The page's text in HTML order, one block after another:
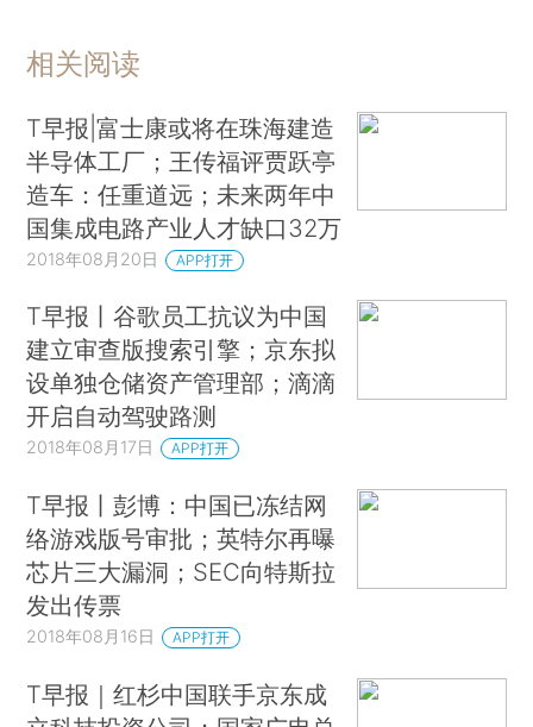
相关阅读
T早报|富士康或将在珠海建造
半导体工厂；王传福评贾跃亭
造车：任重道远；未来两年中
国集成电路产业人才缺口32万
2018年08月20日 APP打开
T早报丨谷歌员工抗议为中国
建立审查版搜索引擎；京东拟
设单独仓储资产管理部；滴滴
开启自动驾驶路测
2018年08月17日 APP打开
T早报丨彭博：中国已冻结网
络游戏版号审批；英特尔再曝
芯片三大漏洞；SEC向特斯拉
发出传票
2018年08月16日 APP打开
T早报｜红杉中国联手京东成